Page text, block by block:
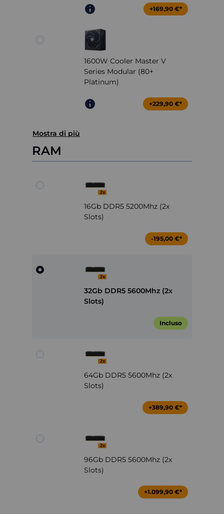
+169,90 €*
1600W Cooler Master V
Series Modular (80+
Platinum)
+229,90 €*
Mostra di più
RAM
16Gb DDR5 5200Mhz (2x
Slots)
-195,00 €*
32Gb DDR5 5600Mhz (2x
Slots)
Incluso
64Gb DDR5 5600Mhz (2x
Slots)
+389,90 €*
96Gb DDR5 5600Mhz (2x
Slots)
+1.099,90 €*